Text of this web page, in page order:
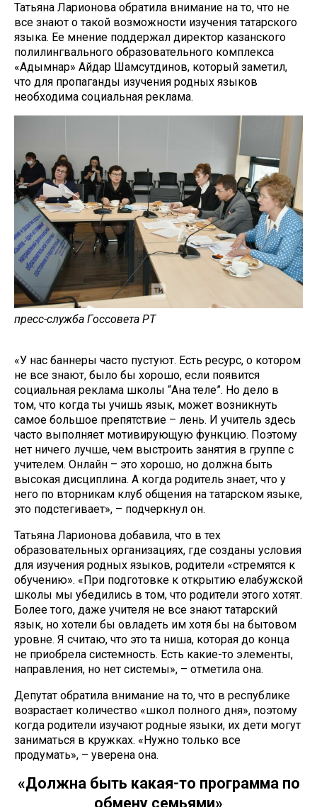
Татьяна Ларионова обратила внимание на то, что не
все знают о такой возможности изучения татарского
языка. Ее мнение поддержал директор казанского
полилингвального образовательного комплекса
«Адымнар» Айдар Шамсутдинов, который заметил,
что для пропаганды изучения родных языков
необходима социальная реклама.
пресс-служба Госсовета РТ
«У нас баннеры часто пустуют. Есть ресурс, о котором
не все знают, было бы хорошо, если появится
социальная реклама школы “Ана теле”. Но дело в
том, что когда ты учишь язык, может возникнуть
самое большое препятствие – лень. И учитель здесь
часто выполняет мотивирующую функцию. Поэтому
нет ничего лучше, чем выстроить занятия в группе с
учителем. Онлайн – это хорошо, но должна быть
высокая дисциплина. А когда родитель знает, что у
него по вторникам клуб общения на татарском языке,
это подстегивает», – подчеркнул он.
Татьяна Ларионова добавила, что в тех
образовательных организациях, где созданы условия
для изучения родных языков, родители «стремятся к
обучению». «При подготовке к открытию елабужской
школы мы убедились в том, что родители этого хотят.
Более того, даже учителя не все знают татарский
язык, но хотели бы овладеть им хотя бы на бытовом
уровне. Я считаю, что это та ниша, которая до конца
не приобрела системность. Есть какие-то элементы,
направления, но нет системы», – отметила она.
Депутат обратила внимание на то, что в республике
возрастает количество «школ полного дня», поэтому
когда родители изучают родные языки, их дети могут
заниматься в кружках. «Нужно только все
продумать», – уверена она.
«Должна быть какая-то программа по
обмену семьями»